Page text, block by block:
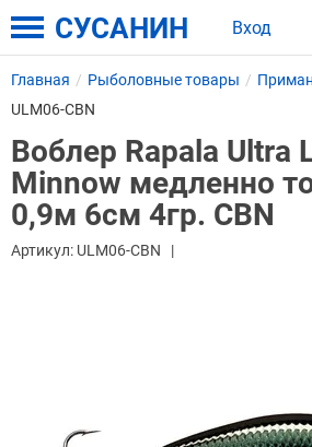
Вход
СУСАНИН
Главная Рыболовные товары
ULM06-CBN
Воблер Rapala Ultra
Minnow медленно
0,9м 6см 4гр. CBN
Артикул: ULM06-CBN